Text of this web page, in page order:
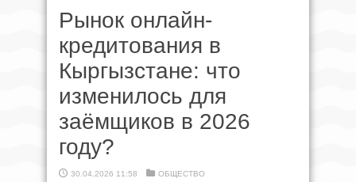
Рынок онлайн-
кредитования в
Кыргызстане: что
изменилось для
заёмщиков в 2026
году?
30.04.2026 11:58 ОБЩЕСТВО